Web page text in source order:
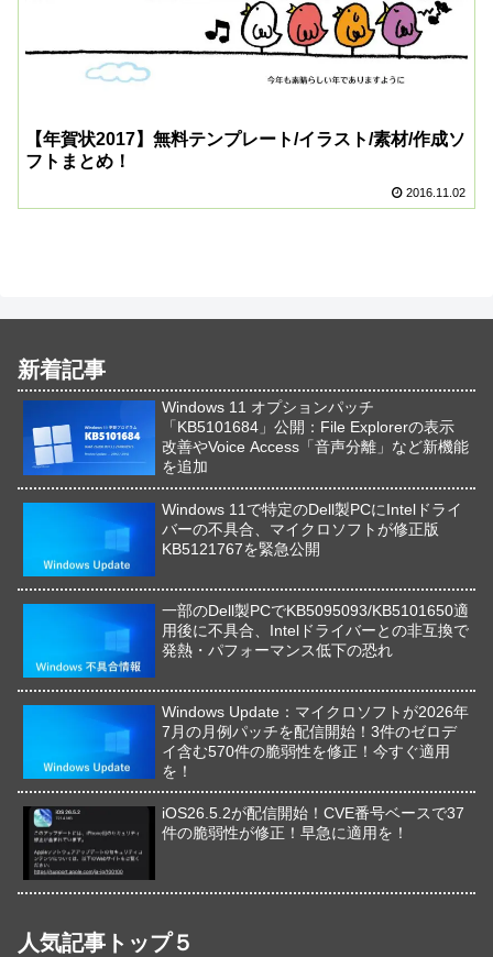
【年賀状2017】無料テンプレート/イラスト/素材/作成ソ
フトまとめ！
2016.11.02
新着記事
Windows 11 オプションパッチ
「KB5101684」公開：File Explorerの表示
改善やVoice Access「音声分離」など新機能
を追加
Windows 11で特定のDell製PCにIntelドライ
バーの不具合、マイクロソフトが修正版
KB5121767を緊急公開
一部のDell製PCでKB5095093/KB5101650適
用後に不具合、Intelドライバーとの非互換で
発熱・パフォーマンス低下の恐れ
Windows Update：マイクロソフトが2026年
7月の月例パッチを配信開始！3件のゼロデ
イ含む570件の脆弱性を修正！今すぐ適用
を！
iOS26.5.2が配信開始！CVE番号ベースで37
件の脆弱性が修正！早急に適用を！
人気記事トップ５